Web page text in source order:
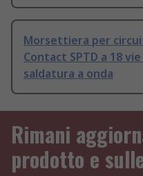
Morsettiera per
Contact SPTD a 18
saldatura a onda
Rimani
prodotto e